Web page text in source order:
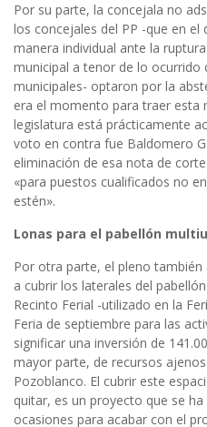
Por su parte, la concejala no
los concejales del PP -que en
manera individual ante la
municipal a tenor de lo ocurrido
municipales- optaron por la
era el momento para traer esta
legislatura está prácticamente
voto en contra fue Baldomero
eliminación de esa nota de
«para puestos cualificados no
estén».
Lonas para el pabellón
Por otra parte, el pleno
a cubrir los laterales del
Recinto Ferial -utilizado en la
Feria de septiembre para las
significar una inversión de
mayor parte, de recursos
Pozoblanco. El cubrir este
quitar, es un proyecto que se
ocasiones para acabar con el